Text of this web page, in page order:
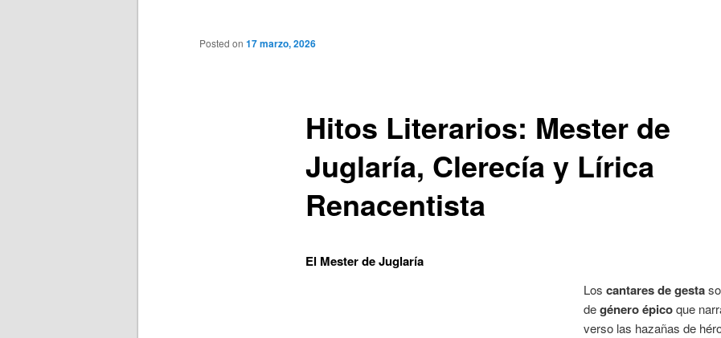
Hitos Literarios: Mester de
Juglaría, Clerecía y Lírica
Renacentista
Posted on 17 marzo, 2026
El Mester de Juglaría
Los cantares de gesta
degénero épicoque
verso las hazañas de